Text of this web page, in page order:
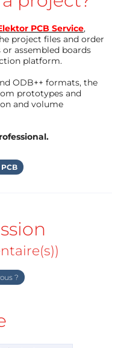
PCB Service,
project files and order
assembled boards
platform.
ODB++ formats, the
prototypes and
and volume
?